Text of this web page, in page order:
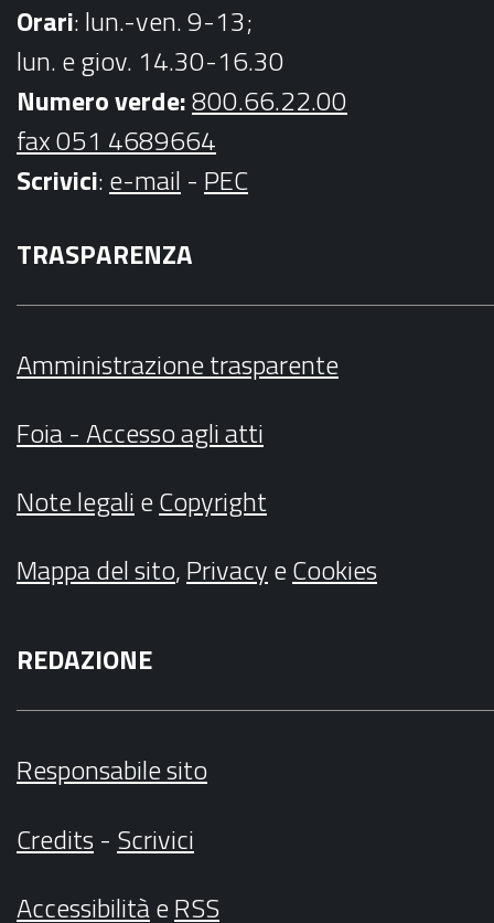
Orari: lun.-ven. 9-13;
lun. e giov. 14.30-16.30
Numero verde:800.66.22.00
fax 051 4689664
Scrivici:e-mail - PEC
TRASPARENZA
Amministrazione trasparente
Foia - Accesso agli atti
Note legalieCopyright
Mappa del sito,PrivacyeCookies
REDAZIONE
Responsabile sito
Credits- Scrivici
AccessibilitàeRSS